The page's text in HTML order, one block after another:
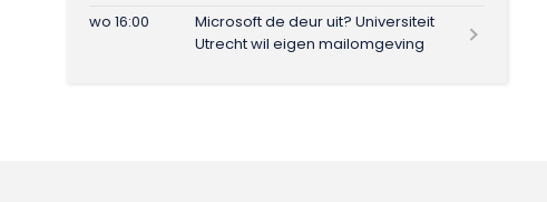
wo 16:00
Microsoft de deur uit? Universiteit
Utrecht wil eigen mailomgeving